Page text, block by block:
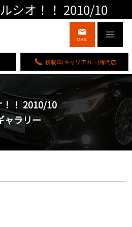
積載車(キャリアカー)専門店
MAIL
シオ！！ 2010/10
！ 2010/10
ャラリー